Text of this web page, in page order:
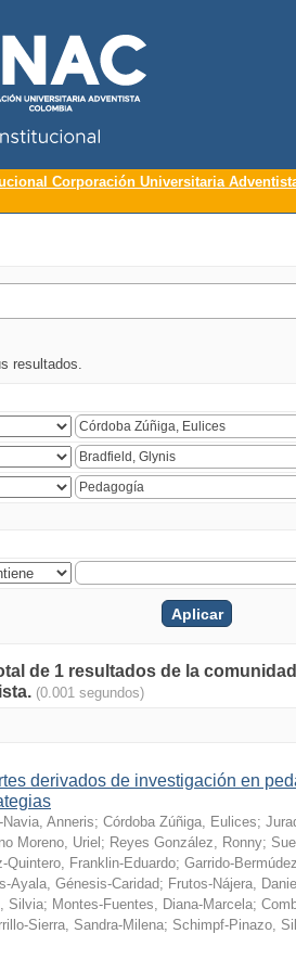
Corporación Universitaria
resultados.
de 1 resultados de la
(0.001 segundos)
derivados de investigación en
Navia, Anneris; Córdoba Zúñiga, Eulices;
Moreno, Uriel ; Reyes González, Ronny;
Quintero, Franklin-Eduardo; Garrido-
Ayala, Génesis-Caridad; Frutos-Nájera,
Silvia; Montes-Fuentes, Diana-Marcela;
Sierra, Sandra-Milena; Schimpf-Pinazo,